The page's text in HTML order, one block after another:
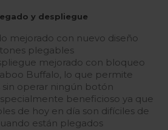
y despliegue
mejorado con nuevo diseño
plegables
mejorado con bloqueo
Buffalo, lo que permite
sin operar ningún botón
beneficioso ya que
de hoy en día son difíciles de
están plegados